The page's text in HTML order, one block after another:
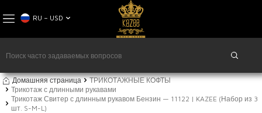
RU − USD
Домашняя страница
ТРИКОТАЖНЫЕ КОФТЫ
Трикотаж с длинными рукавами
Трикотаж Свитер с длинным рукавом Бензин — 11122 | KAZEE (Набор из 3
шт. S-M-L)